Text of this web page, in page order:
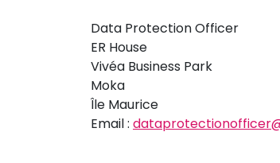
Data Protection Officer
ER House
Vivéa Business Park
Moka
Île Maurice
Email :